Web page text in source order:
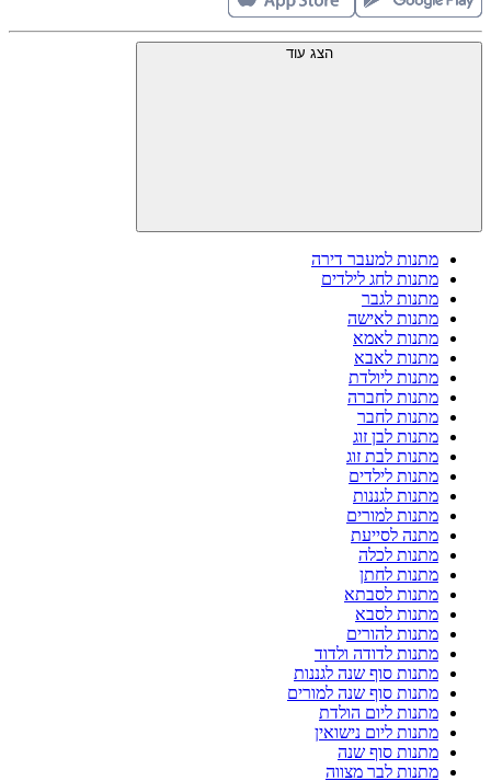
הצג עוד
מתנות למעבר דירה
מתנות לחג לילדים
מתנות לגבר
מתנות לאישה
מתנות לאמא
מתנות לאבא
מתנות ליולדת
מתנות לחברה
מתנות לחבר
מתנות לבן זוג
מתנות לבת זוג
מתנות לילדים
מתנות לגננות
מתנות למורים
מתנה לסייעת
מתנות לכלה
מתנות לחתן
מתנות לסבתא
מתנות לסבא
מתנות להורים
מתנות לדודה ולדוד
מתנות סוף שנה לגננות
מתנות סוף שנה למורים
מתנות ליום הולדת
מתנות ליום נישואין
מתנות סוף שנה
מתנות לבר מצווה